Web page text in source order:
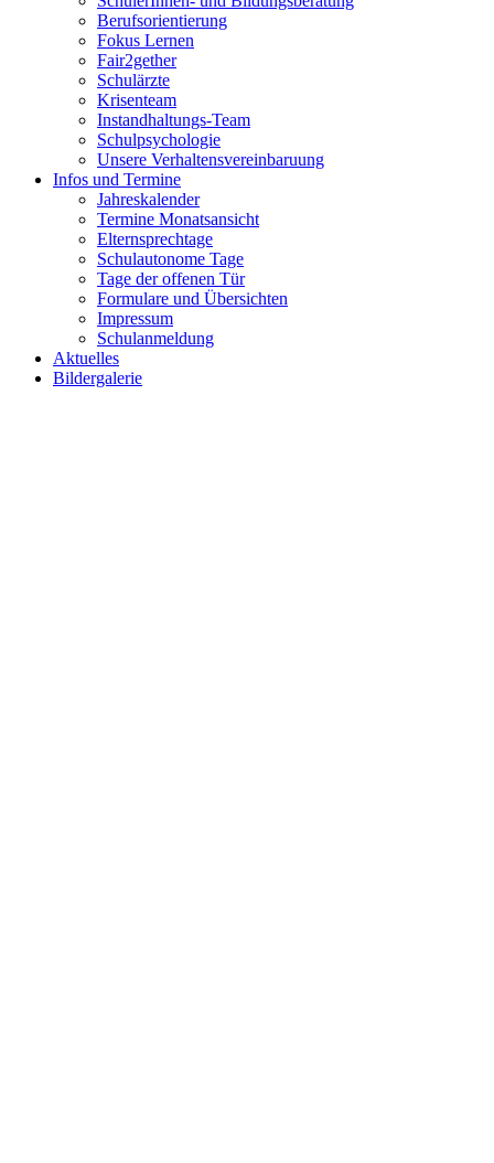
Berufsorientierung
Fokus Lernen
Fair2gether
Schulärzte
Krisenteam
Instandhaltungs-Team
Schulpsychologie
Unsere Verhaltensvereinbaruung
Infos und Termine
Jahreskalender
Termine Monatsansicht
Elternsprechtage
Schulautonome Tage
Tage der offenen Tür
Formulare und Übersichten
Impressum
Schulanmeldung
Aktuelles
Bildergalerie